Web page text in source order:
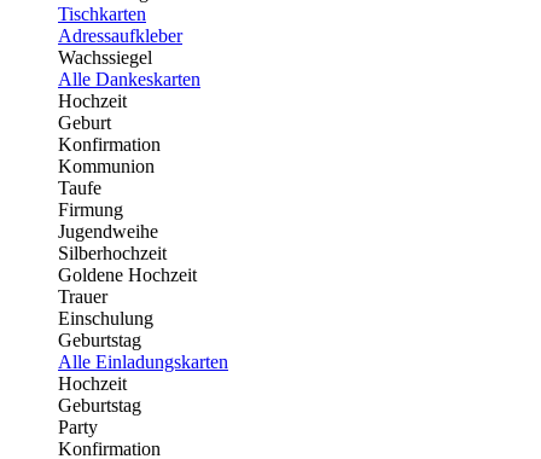
Tischkarten
Adressaufkleber
Wachssiegel
Alle Dankeskarten
Hochzeit
Geburt
Konfirmation
Kommunion
Taufe
Firmung
Jugendweihe
Silberhochzeit
Goldene Hochzeit
Trauer
Einschulung
Geburtstag
Alle Einladungskarten
Hochzeit
Geburtstag
Party
Konfirmation